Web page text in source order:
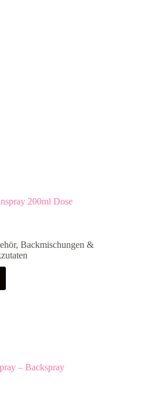
200ml Dose
, Backmischungen &